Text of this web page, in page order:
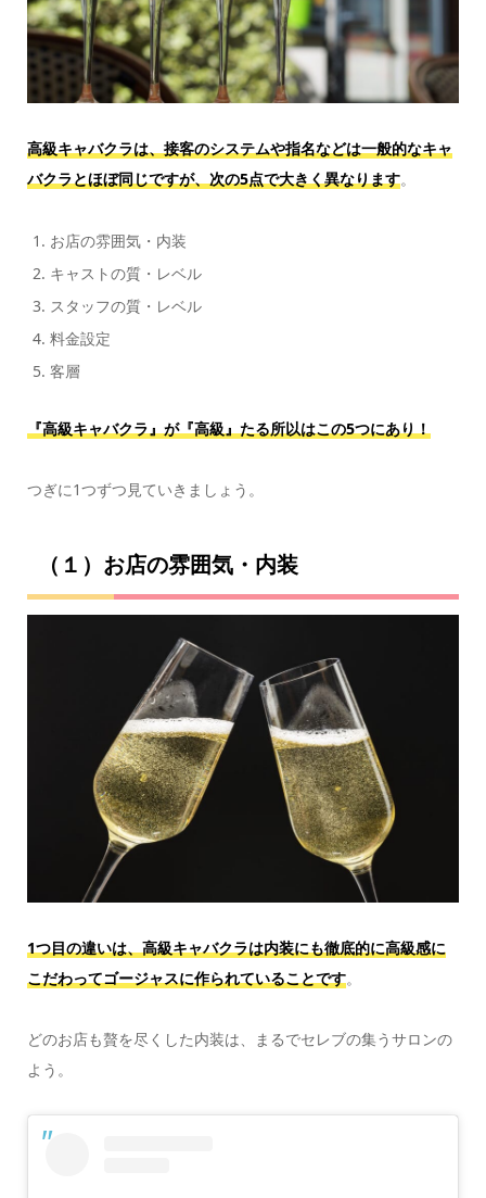
高級キャバクラは、接客のシステムや指名などは一般的なキャ
バクラとほぼ同じですが、次の5点で大きく異なります。
お店の雰囲気・内装
キャストの質・レベル
スタッフの質・レベル
料金設定
客層
『高級キャバクラ』が『高級』たる所以はこの5つにあり！
つぎに1つずつ見ていきましょう。
（１）お店の雰囲気・内装
1つ目の違いは、高級キャバクラは内装にも徹底的に高級感に
こだわってゴージャスに作られていることです。
どのお店も贅を尽くした内装は、まるでセレブの集うサロンの
よう。